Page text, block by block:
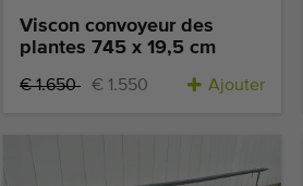
Viscon convoyeur des
plantes 745 x 19,5 cm
€ 1.650 € 1.550 Ajouter